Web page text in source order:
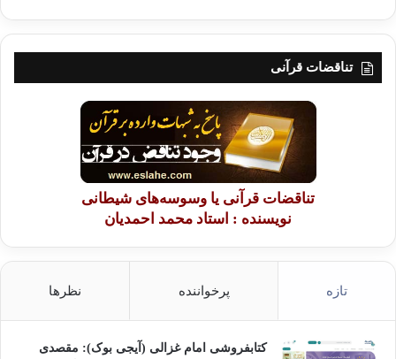
تناقضات قرآنی
تناقضات قرآنی یا وسوسه‌های شیطانی
نویسنده : استاد محمد احمدیان
تازه پرخواننده نظرها
کتابفروشی امام غزالی (آیجی بوک): مقصدی